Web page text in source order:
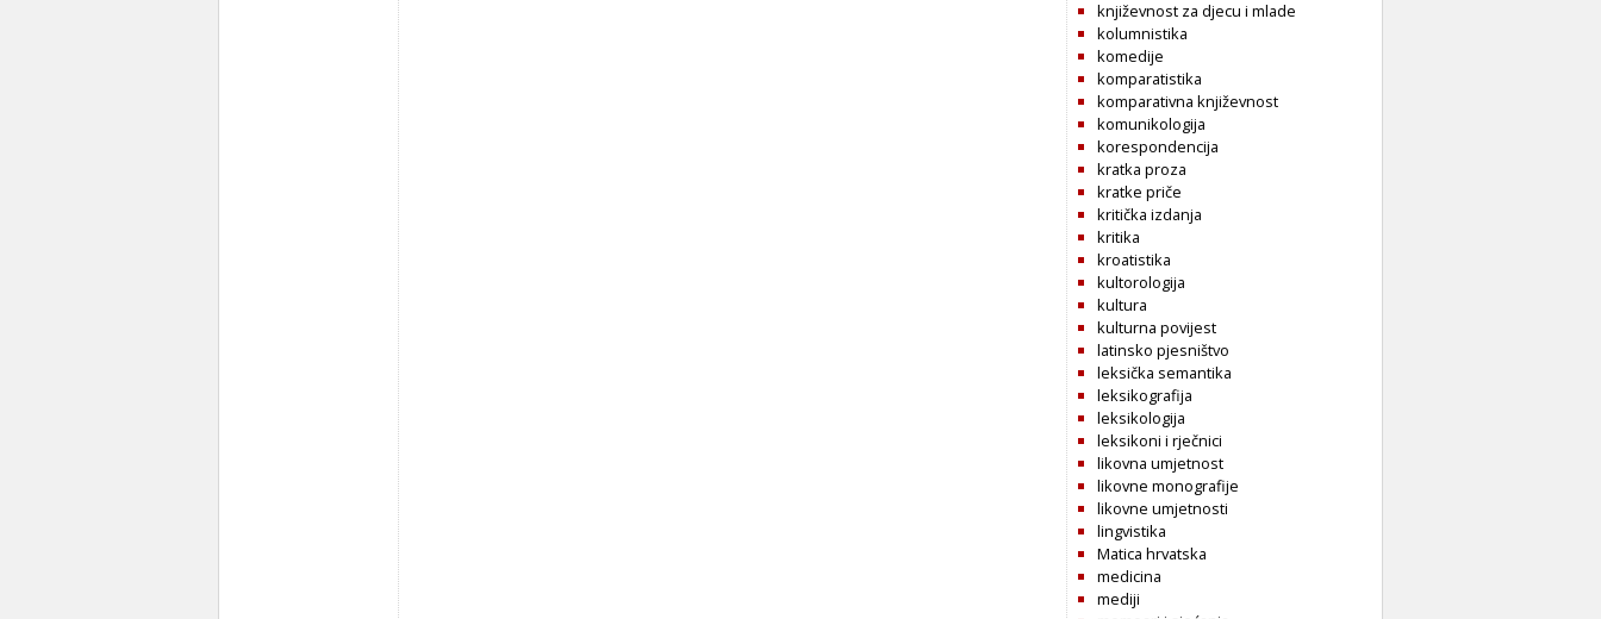
književnost za djecu i mlade
kolumnistika
komedije
komparatistika
komparativna književnost
komunikologija
korespondencija
kratka proza
kratke priče
kritička izdanja
kritika
kroatistika
kultorologija
kultura
kulturna povijest
latinsko pjesništvo
leksička semantika
leksikografija
leksikologija
leksikoni i rječnici
likovna umjetnost
likovne monografije
likovne umjetnosti
lingvistika
Matica hrvatska
medicina
mediji